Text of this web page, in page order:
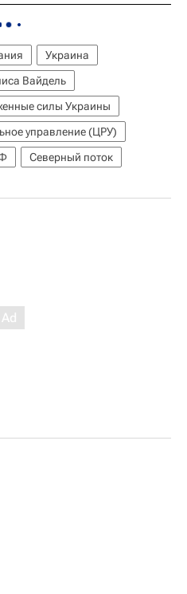
Украина
Вайдель
силы Украины
управление (ЦРУ)
Северный поток